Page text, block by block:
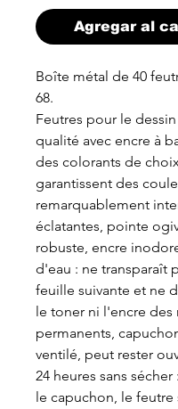
Agregar al
Boîte métal de 40
68.
Feutres pour le
qualité avec encre à
des colorants de
garantissent des
remarquablement
éclatantes, pointe
robuste, encre
d'eau : ne transparaît
feuille suivante et ne
le toner ni l'encre des
permanents,
ventilé, peut rester
24 heures sans
le capuchon, le feutre